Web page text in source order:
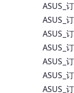
ASUS_
ASUS_
ASUS_
ASUS_
ASUS_
ASUS_
ASUS_